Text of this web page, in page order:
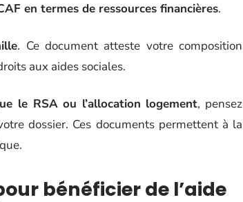
en termes de ressources financières.
. Ce document atteste votre composition
aux aides sociales.
le RSA ou l’allocation logement, pensez
dossier. Ces documents permettent à la
bénéficier de l’aide